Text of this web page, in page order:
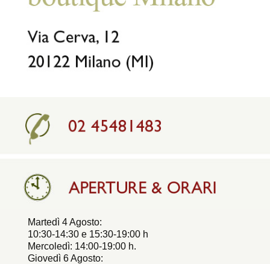
Martedì 4 Agosto:
10:30-14:30 e 15:30-19:00 h
Mercoledì: 14:00-19:00 h.
Giovedì 6 Agosto: